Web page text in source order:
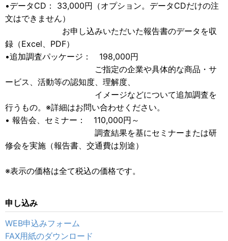
•データCD： 33,000円（オプション。データCDだけの注
文はできません）
お申し込みいただいた報告書のデータを収
録（Excel、PDF）
•追加調査パッケージ： 198,000円
ご指定の企業や具体的な商品・サ
ービス、活動等の認知度、理解度、
イメージなどについて追加調査を
行うもの。※詳細はお問い合わせください。
• 報告会、セミナー： 110,000円～
調査結果を基にセミナーまたは研
修会を実施（報告書、交通費は別途）
※表示の価格は全て税込の価格です。
申し込み
WEB申込みフォーム
FAX用紙のダウンロード